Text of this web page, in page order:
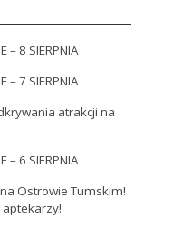
– 8 SIERPNIA
– 7 SIERPNIA
atrakcji na
– 6 SIERPNIA
Ostrowie Tumskim!